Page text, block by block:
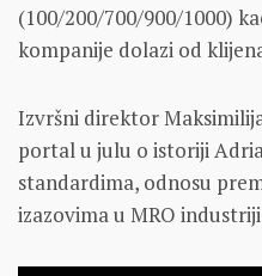
(100/200/700/900/1000)
kompanije dolazi od
Izvršni direktor
portal u julu o istoriji
standardima, odnosu
izazovima u MRO